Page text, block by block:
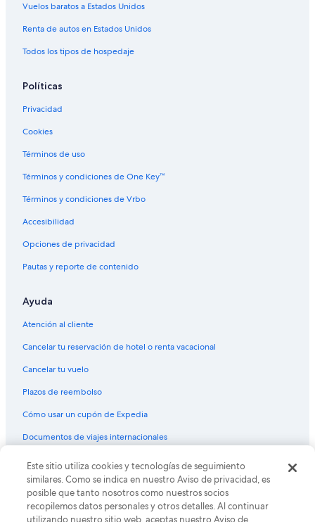
Apartamentos en Ari
Hoteles en Ari
Hoteles en Crecchio
Hoteles en Frisa
Hoteles en Mozzagrogna
Hoteles en Villa Caldari
Hoteles en Altino
Hoteles en Arielli
Hoteles en Ortona
Vuelos baratos a Estados Unidos
Renta de autos en Estados Unidos
Todos los tipos de hospedaje
Políticas
Privacidad
Cookies
Términos de uso
Términos y condiciones de One Key™
Términos y condiciones de Vrbo
Accesibilidad
Opciones de privacidad
Pautas y reporte de contenido
Ayuda
Atención al cliente
Cancelar tu reservación de hotel o renta vacacional
Cancelar tu vuelo
Plazos de reembolso
Cómo usar un cupón de Expedia
Documentos de viajes internacionales
© 2026 Expedia, Inc., una empresa de Expedia Group. Todos los
derechos reservados. Expedia y el logo de Expedia son marcas
registradas o marcas comerciales de Expedia, Inc. CST# 2029030-50.
Este sitio utiliza cookies y tecnologías de seguimiento
similares. Como se indica en nuestro Aviso de privacidad, es
posible que tanto nosotros como nuestros socios
recopilemos datos personales y otros detalles. Al continuar
utilizando nuestro sitio web, aceptas nuestro Aviso de